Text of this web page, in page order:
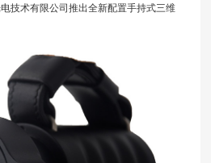
电技术有限公司推出全新配置手持式三维